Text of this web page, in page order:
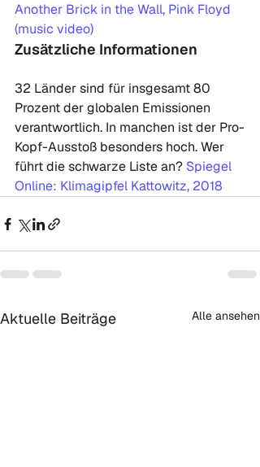
Another Brick in the Wall, Pink Floyd
(music video)
Zusätzliche Informationen
32 Länder sind für insgesamt 80
Prozent der globalen Emissionen
verantwortlich. In manchen ist der Pro-
Kopf-Ausstoß besonders hoch. Wer
führt die schwarze Liste an? Spiegel
Online: Klimagipfel Kattowitz, 2018
Aktuelle Beiträge Alle ansehen